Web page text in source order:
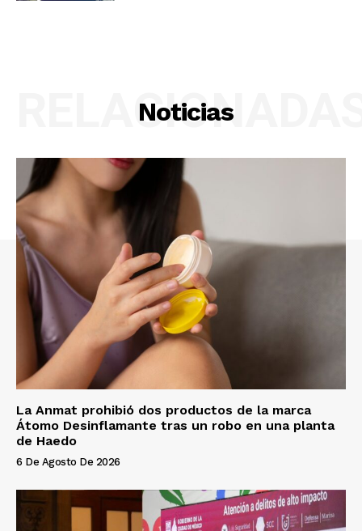
Noticias
La Anmat prohibió dos productos de la marca
Átomo Desinflamante tras un robo en una planta
de Haedo
6 De Agosto De 2026